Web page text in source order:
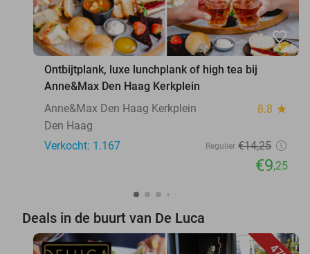
favorite_border
Ontbijtplank, luxe lunchplank of high tea bij
Anne&Max Den Haag Kerkplein
Anne&Max Den Haag Kerkplein
8.8 star
Den Haag
Verkocht: 1.167
Regulier €14,25
€9,25
Deals in de buurt van De Luca